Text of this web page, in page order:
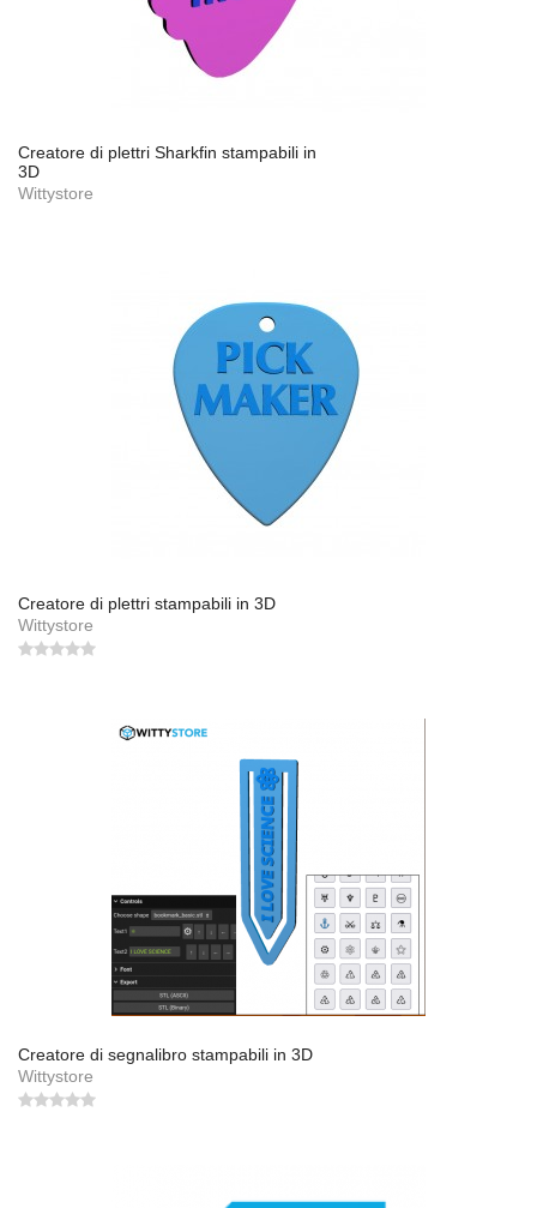
Creatore di plettri Sharkfin stampabili in
3D
Wittystore
Creatore di plettri stampabili in 3D
Wittystore
Creatore di segnalibro stampabili in 3D
Wittystore